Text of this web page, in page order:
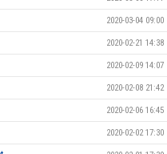
2020-03-04 09:00
2020-02-21 14:38
2020-02-09 14:07
2020-02-08 21:42
2020-02-06 16:45
2020-02-02 17:30